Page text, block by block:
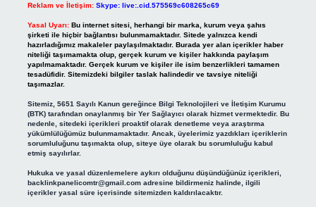
Reklam ve İletişim: Skype: live:.cid.575569c608265c69
Yasal Uyarı: Bu internet sitesi, herhangi bir marka, kurum veya şahıs
şirketi ile hiçbir bağlantısı bulunmamaktadır. Sitede yalnızca kendi
hazırladığımız makaleler paylaşılmaktadır. Burada yer alan içerikler haber
niteliği taşımamakta olup, gerçek kurum ve kişiler hakkında paylaşım
yapılmamaktadır. Gerçek kurum ve kişiler ile isim benzerlikleri tamamen
tesadüfidir. Sitemizdeki bilgiler taslak halindedir ve tavsiye niteliği
taşımazlar.
Sitemiz, 5651 Sayılı Kanun gereğince Bilgi Teknolojileri ve İletişim Kurumu
(BTK) tarafından onaylanmış bir Yer Sağlayıcı olarak hizmet vermektedir. Bu
nedenle, sitedeki içerikleri proaktif olarak denetleme veya araştırma
yükümlülüğümüz bulunmamaktadır. Ancak, üyelerimiz yazdıkları içeriklerin
sorumluluğunu taşımakta olup, siteye üye olarak bu sorumluluğu kabul
etmiş sayılırlar.
Hukuka ve yasal düzenlemelere aykırı olduğunu düşündüğünüz içerikleri,
backlinkpanelicomtr@gmail.comadresine bildirmeniz halinde, ilgili
içerikler yasal süre içerisinde sitemizden kaldırılacaktır.